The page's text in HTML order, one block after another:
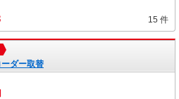
15 件
ダー取替